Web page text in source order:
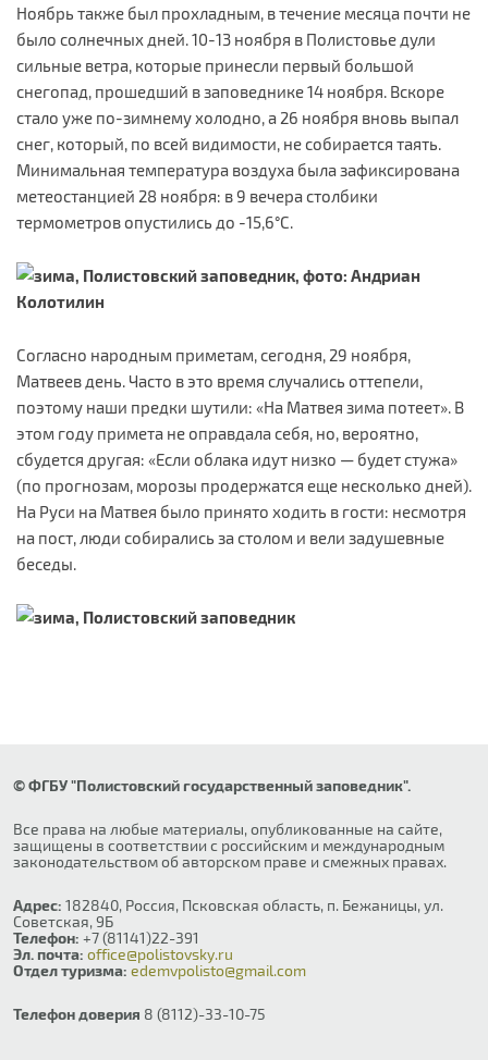
Ноябрь также был прохладным, в течение месяца почти не
было солнечных дней. 10-13 ноября в Полистовье дули
сильные ветра, которые принесли первый большой
снегопад, прошедший в заповеднике 14 ноября. Вскоре
стало уже по-зимнему холодно, а 26 ноября вновь выпал
снег, который, по всей видимости, не собирается таять.
Минимальная температура воздуха была зафиксирована
метеостанцией 28 ноября: в 9 вечера столбики
термометров опустились до -15,6°C.
Согласно народным приметам, сегодня, 29 ноября,
Матвеев день. Часто в это время случались оттепели,
поэтому наши предки шутили: «На Матвея зима потеет». В
этом году примета не оправдала себя, но, вероятно,
сбудется другая: «Если облака идут низко — будет стужа»
(по прогнозам, морозы продержатся еще несколько дней).
На Руси на Матвея было принято ходить в гости: несмотря
на пост, люди собирались за столом и вели задушевные
беседы.
© ФГБУ "Полистовский государственный заповедник".
Все права на любые материалы, опубликованные на сайте,
защищены в соответствии с российским и международным
законодательством об авторском праве и смежных правах.
Адрес: 182840, Россия, Псковская область, п. Бежаницы, ул.
Советская, 9Б
Телефон: +7 (81141)22-391
Эл. почта: office@polistovsky.ru
Отдел туризма: edemvpolisto@gmail.com
Телефон доверия 8 (8112)-33-10-75